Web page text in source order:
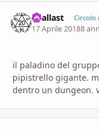
baallast Circolo
17 Aprile 20188
il paladino del
pipistrello gigante.
dentro un dungeon.